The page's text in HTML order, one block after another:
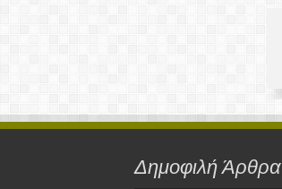
Δημοφιλή Άρθρα